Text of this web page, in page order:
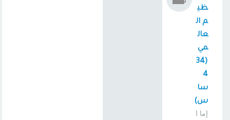
ظي
م ال
عال
مي
(34
4
سا
س)
إما ا